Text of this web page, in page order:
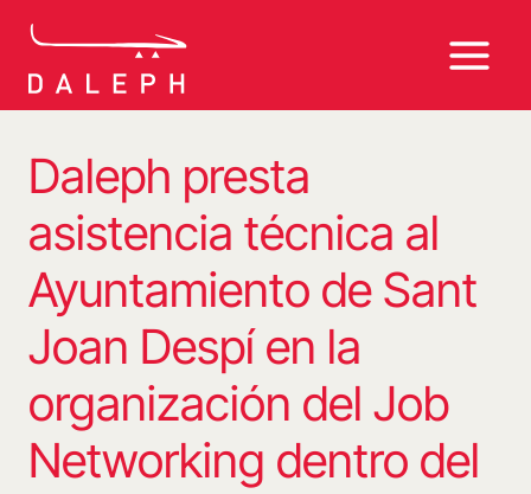
Daleph presta
asistencia técnica al
Ayuntamiento de Sant
Joan Despí en la
organización del Job
Networking dentro del